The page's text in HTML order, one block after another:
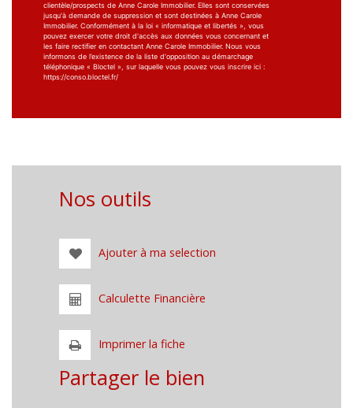
clientèle/prospects de Anne Carole Immobilier. Elles sont conservées
jusqu'à demande de suppression et sont destinées à Anne Carole
Immobilier. Conformément à la loi « informatique et libertés », vous
pouvez exercer votre droit d'accès aux données vous concernant et
les faire rectifier en contactant Anne Carole Immobilier. Nous vous
informons de l’existence de la liste d'opposition au démarchage
téléphonique « Bloctel », sur laquelle vous pouvez vous inscrire ici :
https://conso.bloctel.fr/
Nos outils
Ajouter à ma selection
Calculette Financière
Imprimer la fiche
Partager le bien